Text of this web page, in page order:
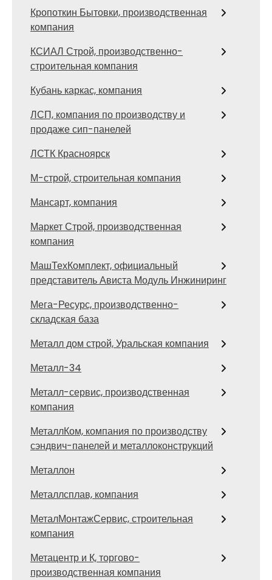
Кропоткин Бытовки, производственная
компания
КСИАЛ Строй, производственно-
строительная компания
Кубань каркас, компания
ЛСП, компания по производству и
продаже сип-панелей
ЛСТК Красноярск
М-строй, строительная компания
Мансарт, компания
Маркет Строй, производственная
компания
МашТехКомплект, официальный
представитель Ависта Модуль Инжиниринг
Мега-Ресурс, производственно-
складская база
Металл дом строй, Уральская компания
Металл-34
Металл-сервис, производственная
компания
МеталлКом, компания по производству
сэндвич-панелей и металлоконструкций
Металлон
Металлсплав, компания
МеталМонтажСервис, строительная
компания
Метацентр и К, торгово-
производственная компания